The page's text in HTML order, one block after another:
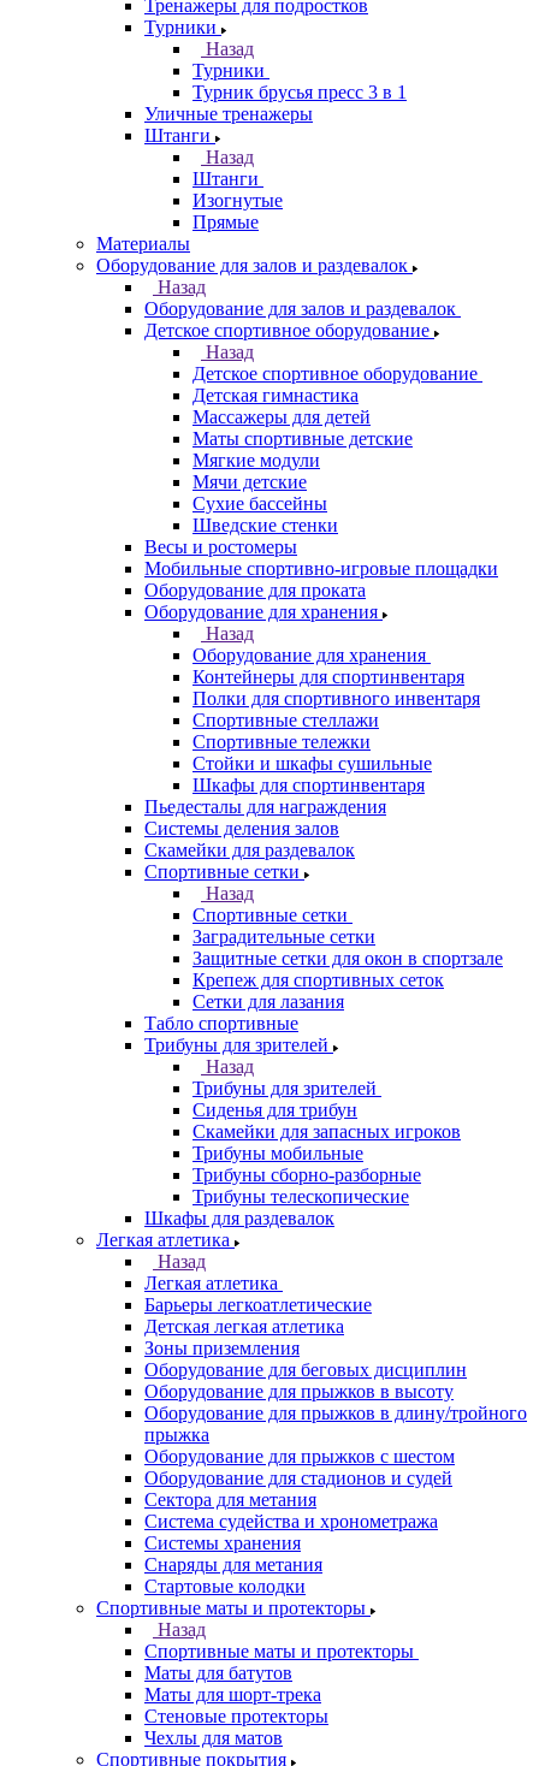
Тренажеры для подростков
Турники
Назад
Турники
Турник брусья пресс 3 в 1
Уличные тренажеры
Штанги
Назад
Штанги
Изогнутые
Прямые
Материалы
Оборудование для залов и раздевалок
Назад
Оборудование для залов и раздевалок
Детское спортивное оборудование
Назад
Детское спортивное оборудование
Детская гимнастика
Массажеры для детей
Маты спортивные детские
Мягкие модули
Мячи детские
Сухие бассейны
Шведские стенки
Весы и ростомеры
Мобильные спортивно-игровые площадки
Оборудование для проката
Оборудование для хранения
Назад
Оборудование для хранения
Контейнеры для спортинвентаря
Полки для спортивного инвентаря
Спортивные стеллажи
Спортивные тележки
Стойки и шкафы сушильные
Шкафы для спортинвентаря
Пьедесталы для награждения
Системы деления залов
Скамейки для раздевалок
Спортивные сетки
Назад
Спортивные сетки
Заградительные сетки
Защитные сетки для окон в спортзале
Крепеж для спортивных сеток
Сетки для лазания
Табло спортивные
Трибуны для зрителей
Назад
Трибуны для зрителей
Сиденья для трибун
Скамейки для запасных игроков
Трибуны мобильные
Трибуны сборно-разборные
Трибуны телескопические
Шкафы для раздевалок
Легкая атлетика
Назад
Легкая атлетика
Барьеры легкоатлетические
Детская легкая атлетика
Зоны приземления
Оборудование для беговых дисциплин
Оборудование для прыжков в высоту
Оборудование для прыжков в длину/тройного
прыжка
Оборудование для прыжков с шестом
Оборудование для стадионов и судей
Сектора для метания
Система судейства и хронометража
Системы хранения
Снаряды для метания
Стартовые колодки
Спортивные маты и протекторы
Назад
Спортивные маты и протекторы
Маты для батутов
Маты для шорт-трека
Стеновые протекторы
Чехлы для матов
Спортивные покрытия